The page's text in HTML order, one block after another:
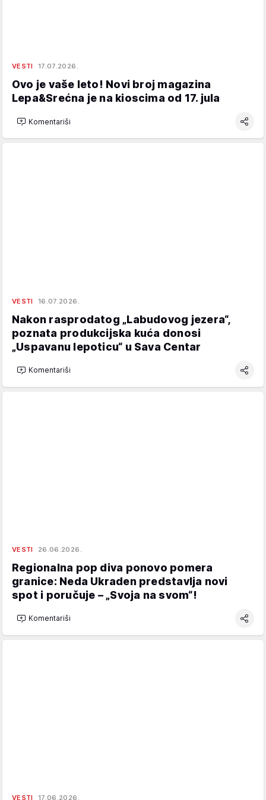
VESTI 17.07.2026.
Ovo je vaše leto! Novi broj magazina
Lepa&Srećna je na kioscima od 17. jula
Komentariši
VESTI 16.07.2026.
Nakon rasprodatog „Labudovog jezera“,
poznata produkcijska kuća donosi
„Uspavanu lepoticu“ u Sava Centar
Komentariši
VESTI 26.06.2026.
Regionalna pop diva ponovo pomera
granice: Neda Ukraden predstavlja novi
spot i poručuje – „Svoja na svom“!
Komentariši
VESTI 17.06.2026.